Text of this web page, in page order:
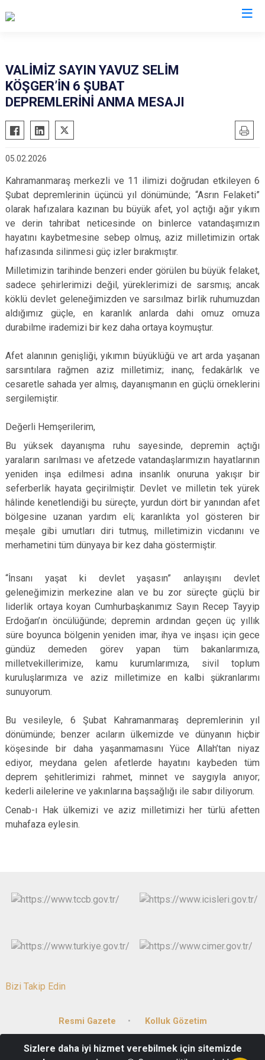
VALİMİZ SAYIN YAVUZ SELİM
KÖŞGER’İN 6 ŞUBAT
DEPREMLERİNİ ANMA MESAJI
05.02.2026
Kahramanmaraş merkezli ve 11 ilimizi doğrudan etkileyen 6
Şubat depremlerinin üçüncü yıl dönümünde; “Asrın Felaketi”
olarak hafızalara kazınan bu büyük afet, yol açtığı ağır yıkım
ve derin tahribat neticesinde on binlerce vatandaşımızın
hayatını kaybetmesine sebep olmuş, aziz milletimizin ortak
hafızasında silinmesi güç izler bırakmıştır.
Milletimizin tarihinde benzeri ender görülen bu büyük felaket,
sadece şehirlerimizi değil, yüreklerimizi de sarsmış; ancak
köklü devlet geleneğimizden ve sarsılmaz birlik ruhumuzdan
aldığımız güçle, en karanlık anlarda dahi omuz omuza
durabilme irademizi bir kez daha ortaya koymuştur.
Afet alanının genişliği, yıkımın büyüklüğü ve art arda yaşanan
sarsıntılara rağmen aziz milletimiz; inanç, fedakârlık ve
cesaretle sahada yer almış, dayanışmanın en güçlü örneklerini
sergilemiştir.
Değerli Hemşerilerim,
Bu yüksek dayanışma ruhu sayesinde, depremin açtığı
yaraların sarılması ve afetzede vatandaşlarımızın hayatlarının
yeniden inşa edilmesi adına insanlık onuruna yakışır bir
seferberlik hayata geçirilmiştir. Devlet ve milletin tek yürek
hâlinde kenetlendiği bu süreçte, yurdun dört bir yanından afet
bölgesine uzanan yardım eli; karanlıkta yol gösteren bir
meşale gibi umutları diri tutmuş, milletimizin vicdanını ve
merhametini tüm dünyaya bir kez daha göstermiştir.
“İnsanı yaşat ki devlet yaşasın” anlayışını devlet
geleneğimizin merkezine alan ve bu zor süreçte güçlü bir
liderlik ortaya koyan Cumhurbaşkanımız Sayın Recep Tayyip
Erdoğan’ın öncülüğünde; depremin ardından geçen üç yıllık
süre boyunca bölgenin yeniden imar, ihya ve inşası için gece
gündüz demeden görev yapan tüm bakanlarımıza,
milletvekillerimize, kamu kurumlarımıza, sivil toplum
kuruluşlarımıza ve aziz milletimize en kalbi şükranlarımı
sunuyorum.
Bu vesileyle, 6 Şubat Kahramanmaraş depremlerinin yıl
dönümünde; benzer acıların ülkemizde ve dünyanın hiçbir
köşesinde bir daha yaşanmamasını Yüce Allah’tan niyaz
ediyor, meydana gelen afetlerde hayatını kaybeden tüm
deprem şehitlerimizi rahmet, minnet ve saygıyla anıyor;
kederli ailelerine ve yakınlarına başsağlığı ile sabır diliyorum.
Cenab-ı Hak ülkemizi ve aziz milletimizi her türlü afetten
muhafaza eylesin.
Bizi Takip Edin
Resmi Gazete Kolluk Gözetim
15 Mayıs Mah. Gazi Mustafa Kemal Bulvarı No:81/1 20059 DENİZLİ
Sizlere daha iyi hizmet verebilmek için sitemizde